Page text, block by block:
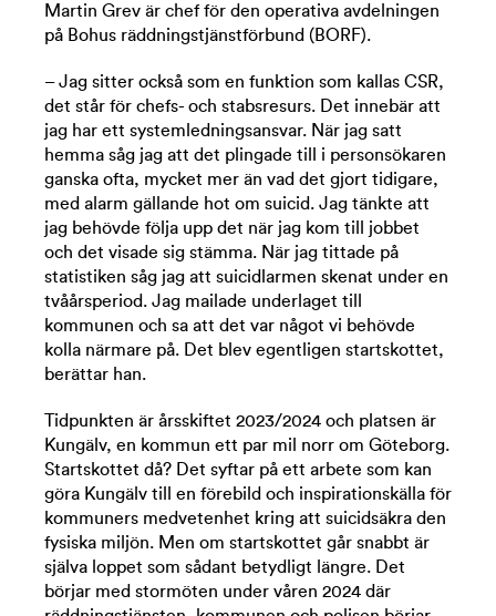
Martin Grev är chef för den operativa avdelningen
på Bohus räddningstjänstförbund (BORF).
– Jag sitter också som en funktion som kallas CSR,
det står för chefs- och stabsresurs. Det innebär att
jag har ett systemledningsansvar. När jag satt
hemma såg jag att det plingade till i personsökaren
ganska ofta, mycket mer än vad det gjort tidigare,
med alarm gällande hot om suicid. Jag tänkte att
jag behövde följa upp det när jag kom till jobbet
och det visade sig stämma. När jag tittade på
statistiken såg jag att suicidlarmen skenat under en
tvåårsperiod. Jag mailade underlaget till
kommunen och sa att det var något vi behövde
kolla närmare på. Det blev egentligen startskottet,
berättar han.
Tidpunkten är årsskiftet 2023/2024 och platsen är
Kungälv, en kommun ett par mil norr om Göteborg.
Startskottet då? Det syftar på ett arbete som kan
göra Kungälv till en förebild och inspirationskälla för
kommuners medvetenhet kring att suicidsäkra den
fysiska miljön. Men om startskottet går snabbt är
själva loppet som sådant betydligt längre. Det
börjar med stormöten under våren 2024 där